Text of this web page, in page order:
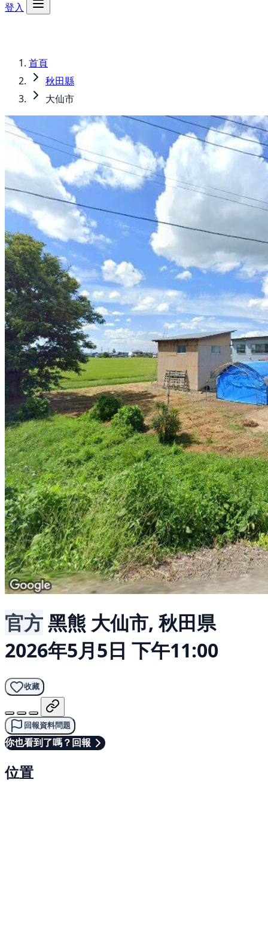
登入
首頁
秋田縣
大仙市
官方黑熊 大仙市, 秋田県
2026年5月5日 下午11:00
收藏
回報資料問題
你也看到了嗎？回報
位置